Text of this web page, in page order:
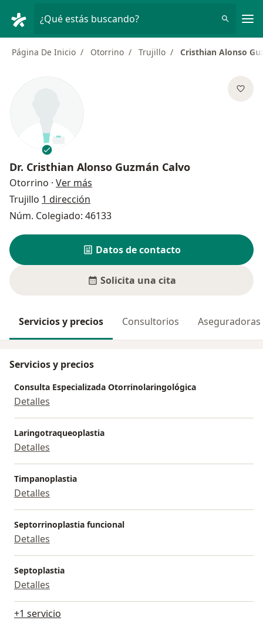
¿Qué estás buscando?
Página De Inicio Otorrino Trujillo Cristhian Alonso
Dr. Cristhian Alonso Guzmán Calvo
Otorrino · Ver más
Trujillo 1 dirección
Núm. Colegiado: 46133
Datos de contacto
Solicita una cita
Servicios y precios Consultorios Aseguradoras
Servicios y precios
Consulta Especializada Otorrinolaringológica
Detalles
Laringotraqueoplastia
Detalles
Timpanoplastia
Detalles
Septorrinoplastia funcional
Detalles
Septoplastia
Detalles
+1 servicio